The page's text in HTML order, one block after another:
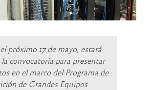
próximo 17 de mayo, estará
convocatoria para presentar
en el marco del Programa de
de Grandes Equipos